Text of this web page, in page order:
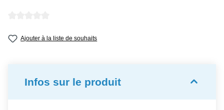
Ajouter à la liste de souhaits
Infos sur le produit